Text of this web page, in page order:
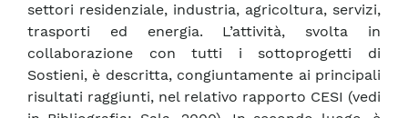
settori residenziale, industria, agricoltura, servizi,
trasporti ed energia. L’attività, svolta in
collaborazione con tutti i sottoprogetti di
Sostieni, è descritta, congiuntamente ai principali
risultati raggiunti, nel relativo rapporto CESI (vedi